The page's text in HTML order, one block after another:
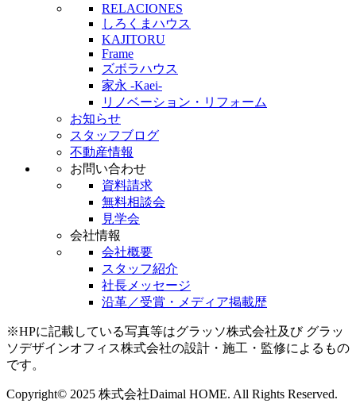
RELACIONES
しろくまハウス
KAJITORU
Frame
ズボラハウス
家永 -Kaei-
リノベーション・リフォーム
お知らせ
スタッフブログ
不動産情報
お問い合わせ
資料請求
無料相談会
見学会
会社情報
会社概要
スタッフ紹介
社長メッセージ
沿革／受賞・メディア掲載歴
※HPに記載している写真等はグラッソ株式会社及び グラッ
ソデザインオフィス株式会社の設計・施工・監修によるもの
です。
Copyright© 2025 株式会社Daimal HOME. All Rights Reserved.